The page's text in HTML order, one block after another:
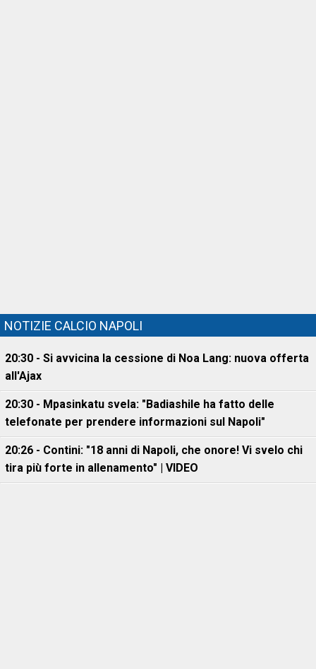
NOTIZIE CALCIO NAPOLI
20:30 - Si avvicina la cessione di Noa Lang: nuova offerta
all'Ajax
20:30 - Mpasinkatu svela: "Badiashile ha fatto delle
telefonate per prendere informazioni sul Napoli"
20:26 - Contini: "18 anni di Napoli, che onore! Vi svelo chi
tira più forte in allenamento" | VIDEO